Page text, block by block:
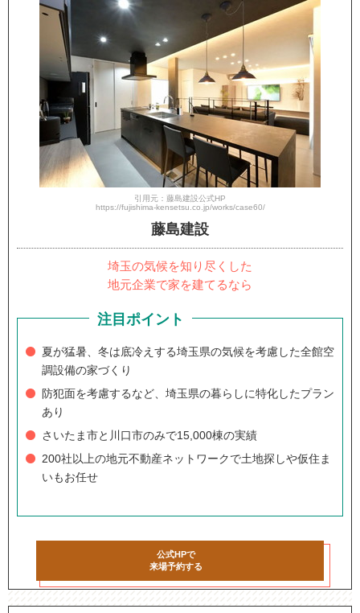
引用元：藤島建設公式HP
https://fujishima-kensetsu.co.jp/works/case60/
藤島建設
埼玉の気候を知り尽くした
地元企業で家を建てるなら
注目ポイント
夏が猛暑、冬は底冷えする埼玉県の気候を考慮した全館空
調設備の家づくり
防犯面を考慮するなど、埼玉県の暮らしに特化したプラン
あり
さいたま市と川口市のみで15,000棟の実績
200社以上の地元不動産ネットワークで土地探しや仮住ま
いもお任せ
公式HPで
来場予約する